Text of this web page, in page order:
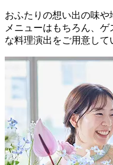
おふたりの想い出の味
メニューはもちろん、
な料理演出をご用意して